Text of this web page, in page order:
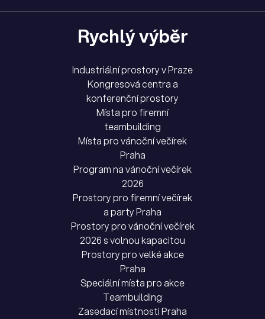
Rychlý výběr
Industriální prostory v Praze
Kongresová centra a
konferenční prostory
Místa pro firemní
teambuilding
Místa pro vánoční večírek
Praha
Program na vánoční večírek
2026
Prostory pro firemní večírek
a party Praha
Prostory pro vánoční večírek
2026 s volnou kapacitou
Prostory pro velké akce
Praha
Speciální místa pro akce
Teambuilding
Zasedací místnosti Praha